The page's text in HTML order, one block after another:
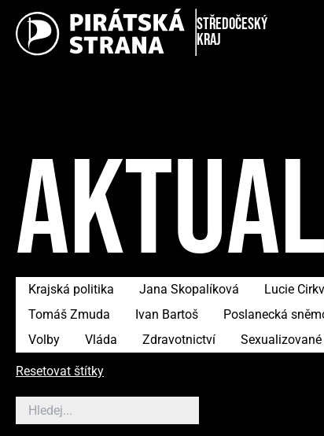
Středočeský
kraj
Krajská politika Jana Skopalíková Lucie
Tomáš Zmuda
Ivan Bartoš Poslanecká
Volby
Vláda Zdravotnictví
Resetovat štítky